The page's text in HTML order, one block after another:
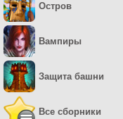
Остров
Вампиры
Защита башни
Все сборники